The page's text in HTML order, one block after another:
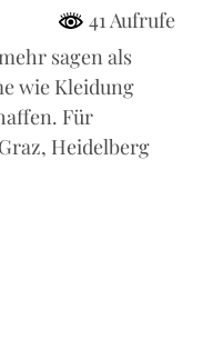
41 Aufrufe
sagen als
wie Kleidung
Für
Heidelberg